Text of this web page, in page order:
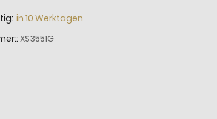
in 10 Werktagen
XS3551G